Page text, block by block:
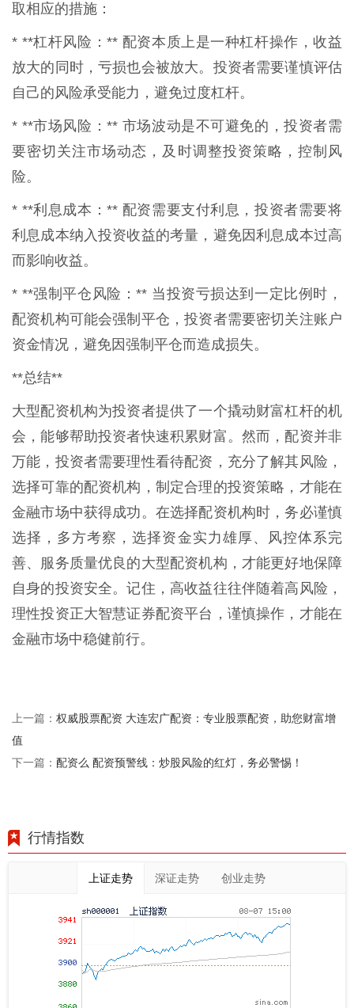
取相应的措施：
* **杠杆风险：** 配资本质上是一种杠杆操作，收益
放大的同时，亏损也会被放大。投资者需要谨慎评估
自己的风险承受能力，避免过度杠杆。
* **市场风险：** 市场波动是不可避免的，投资者需
要密切关注市场动态，及时调整投资策略，控制风
险。
* **利息成本：** 配资需要支付利息，投资者需要将
利息成本纳入投资收益的考量，避免因利息成本过高
而影响收益。
* **强制平仓风险：** 当投资亏损达到一定比例时，
配资机构可能会强制平仓，投资者需要密切关注账户
资金情况，避免因强制平仓而造成损失。
**总结**
大型配资机构为投资者提供了一个撬动财富杠杆的机
会，能够帮助投资者快速积累财富。然而，配资并非
万能，投资者需要理性看待配资，充分了解其风险，
选择可靠的配资机构，制定合理的投资策略，才能在
金融市场中获得成功。在选择配资机构时，务必谨慎
选择，多方考察，选择资金实力雄厚、风控体系完
善、服务质量优良的大型配资机构，才能更好地保障
自身的投资安全。记住，高收益往往伴随着高风险，
理性投资正大智慧证券配资平台，谨慎操作，才能在
金融市场中稳健前行。
上一篇： 权威股票配资 大连宏广配资：专业股票配资，助您财富增
值
下一篇： 配资么 配资预警线：炒股风险的红灯，务必警惕！
行情指数
上证走势 深证走势 创业走势